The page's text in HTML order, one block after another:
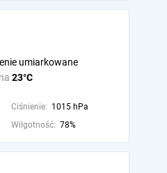
23°C
umiarkowane
Ciśnienie: 1015 hPa
Wilgotność: 78%